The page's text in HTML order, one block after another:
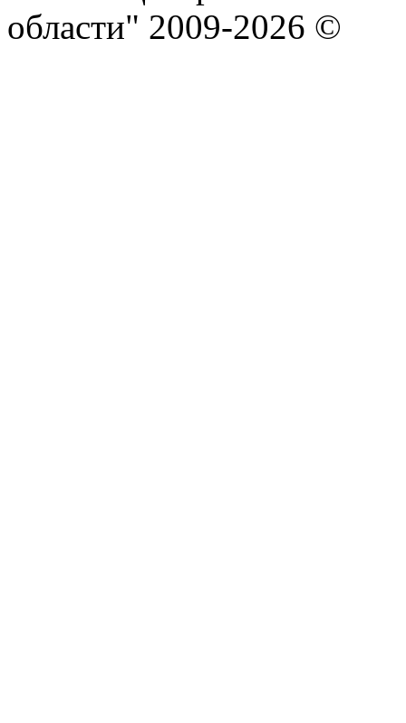
области" 2009-2026 ©